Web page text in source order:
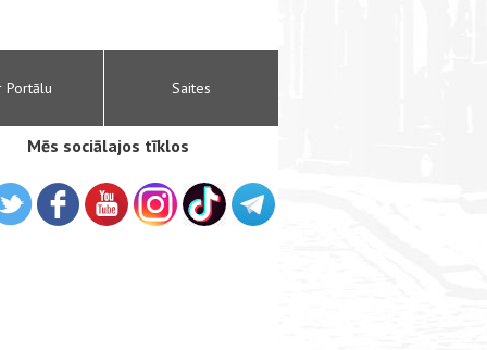
Portālu Saites
Mēs sociālajos tīklos